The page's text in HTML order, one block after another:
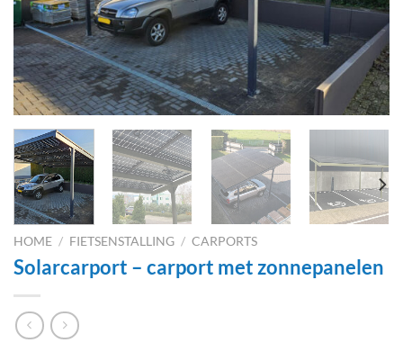
HOME / FIETSENSTALLING / CARPORTS
Solarcarport – carport met zonnepanelen